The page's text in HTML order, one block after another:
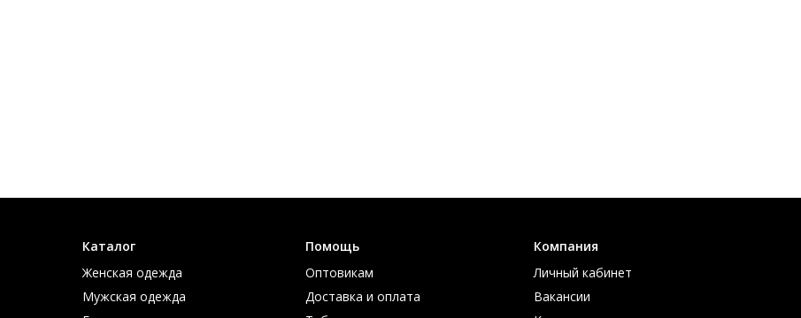
Каталог
Женская одежда
Мужская одежда
Помощь
Оптовикам
Доставка и оплата
Компания
Личный кабинет
Вакансии